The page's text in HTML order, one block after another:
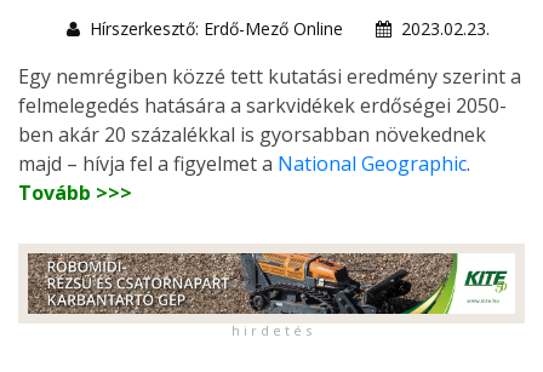
Hírszerkesztő: Erdő-Mező Online
2023.02.23.
Egy nemrégiben közzé tett kutatási eredmény szerint a
felmelegedés hatására a sarkvidékek erdőségei 2050-
ben akár 20 százalékkal is gyorsabban növekednek
majd – hívja fel a figyelmet a National Geographic.
Tovább >>>
h i r d e t é s